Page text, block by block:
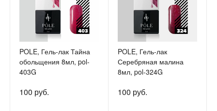
POLE, Гель-лак Тайна
обольщения 8мл, pol-
403G
100 руб.
POLE, Гель-лак
Серебряная малина
8мл, pol-324G
100 руб.